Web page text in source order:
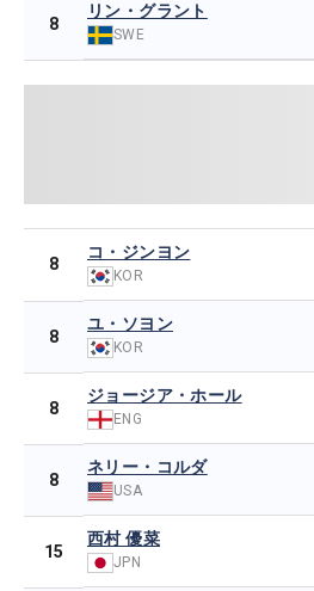
8
リン・グラント
SWE
8
コ・ジンヨン
KOR
8
ユ・ソヨン
KOR
8
ジョージア・ホール
ENG
8
ネリー・コルダ
USA
15
西村 優菜
JPN